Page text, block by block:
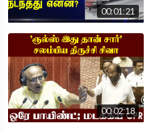
00:01:21
00:02:18